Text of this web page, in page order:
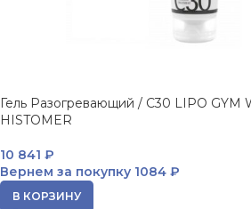
Гель Разогревающий / C30 LIPO GYM
HISTOMER
10 841 ₽
Вернем за покупку 1084 ₽
В КОРЗИНУ